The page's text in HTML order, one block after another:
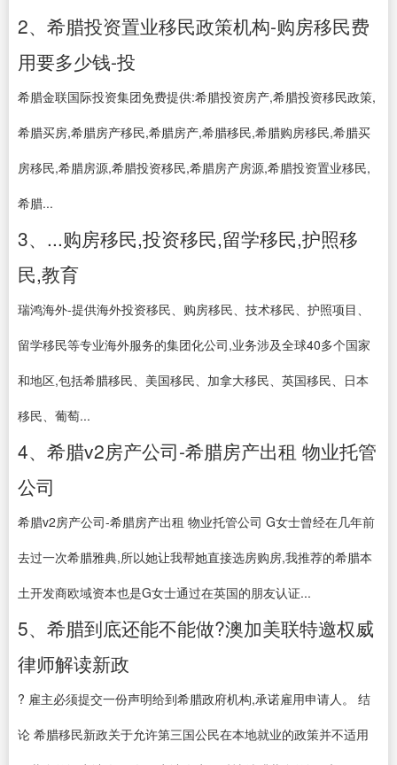
2、希腊投资置业移民政策机构-购房移民费
用要多少钱-投
希腊金联国际投资集团免费提供:希腊投资房产,希腊投资移民政策,
希腊买房,希腊房产移民,希腊房产,希腊移民,希腊购房移民,希腊买
房移民,希腊房源,希腊投资移民,希腊房产房源,希腊投资置业移民,
希腊...
3、...购房移民,投资移民,留学移民,护照移
民,教育
瑞鸿海外-提供海外投资移民、购房移民、技术移民、护照项目、
留学移民等专业海外服务的集团化公司,业务涉及全球40多个国家
和地区,包括希腊移民、美国移民、加拿大移民、英国移民、日本
移民、葡萄...
4、希腊v2房产公司-希腊房产出租 物业托管
公司
希腊v2房产公司-希腊房产出租 物业托管公司 G女士曾经在几年前
去过一次希腊雅典,所以她让我帮她直接选房购房,我推荐的希腊本
土开发商欧域资本也是G女士通过在英国的朋友认证...
5、希腊到底还能不能做?澳加美联特邀权威
律师解读新政
? 雇主必须提交一份声明给到希腊政府机构,承诺雇用申请人。 结
论 希腊移民新政关于允许第三国公民在本地就业的政策并不适用